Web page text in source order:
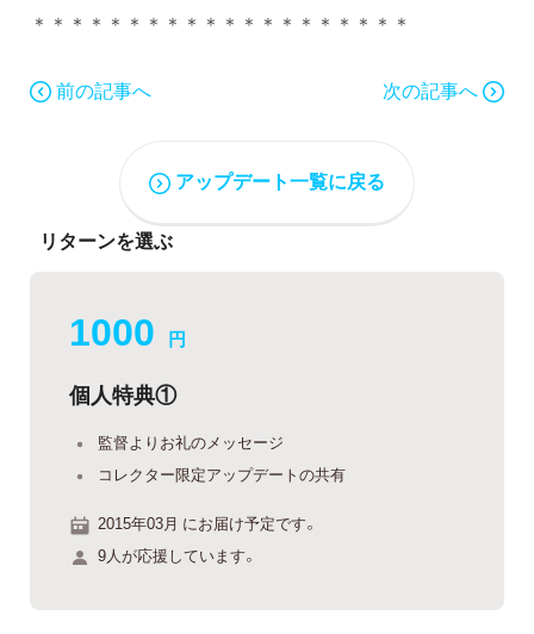
＊＊＊＊＊＊＊＊＊＊＊＊＊＊＊＊＊＊＊＊
前の記事へ 次の記事へ
アップデート一覧に戻る
リターンを選ぶ
1000 円
個人特典①
監督よりお礼のメッセージ
コレクター限定アップデートの共有
2015年03月 にお届け予定です。
9人が応援しています。